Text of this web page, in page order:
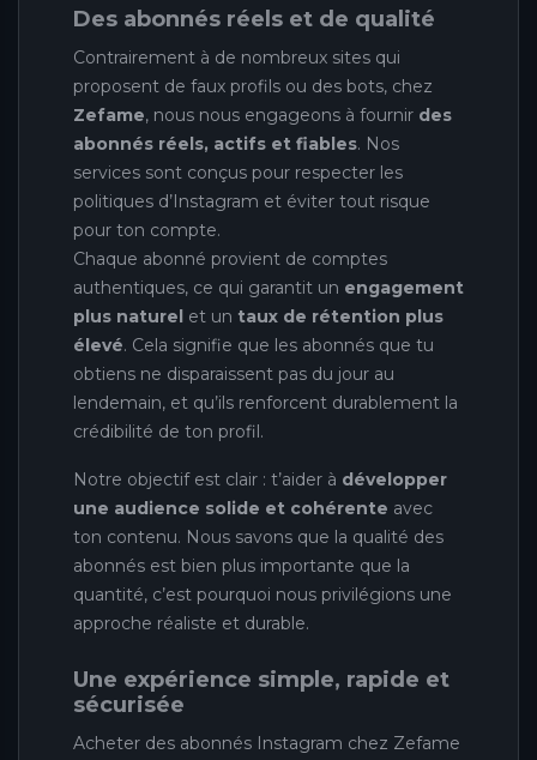
Des abonnés réels et de qualité
Contrairement à de nombreux sites qui
proposent de faux profils ou des bots, chez
Zefame, nous nous engageons à fournir des
abonnés réels, actifs et fiables. Nos
services sont conçus pour respecter les
politiques d’Instagram et éviter tout risque
pour ton compte.
Chaque abonné provient de comptes
authentiques, ce qui garantit un engagement
plus naturel et un taux de rétention plus
élevé. Cela signifie que les abonnés que tu
obtiens ne disparaissent pas du jour au
lendemain, et qu’ils renforcent durablement la
crédibilité de ton profil.
Notre objectif est clair : t’aider à développer
une audience solide et cohérente avec
ton contenu. Nous savons que la qualité des
abonnés est bien plus importante que la
quantité, c’est pourquoi nous privilégions une
approche réaliste et durable.
Une expérience simple, rapide et
sécurisée
Acheter des abonnés Instagram chez Zefame